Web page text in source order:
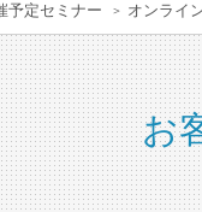
予定セミナー オンライ
お